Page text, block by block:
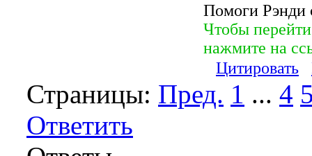
Помоги Рэнди
Чтобы
нажмите на
Цитировать
Страницы: Пред. 1 ... 4
Ответить